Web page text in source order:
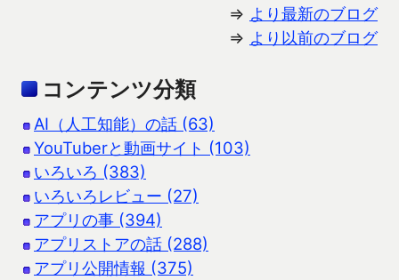
⇒ より最新のブログ
⇒ より以前のブログ
コンテンツ分類
AI（人工知能）の話 (63)
YouTuberと動画サイト (103)
いろいろ (383)
いろいろレビュー (27)
アプリの事 (394)
アプリストアの話 (288)
アプリ公開情報 (375)